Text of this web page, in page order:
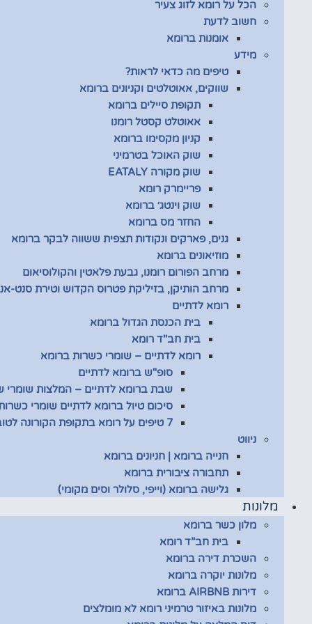
הכל על רומא לזוג צעיר
חשוב לדעת
אומנות ברומא
מידע
טיפים מה כדאי לראות?
שווקים, אאוטלטים וקניונים ברומא
תקופת סיילים ברומא
אאוטלט קסטל רומנו
קניון מקסימו ברומא
שוק האוכל בטרמיני
שוק מקורה EATALY
פריימרק רומא
שוק וינטג׳ ברומא
החזר מס ברומא
גנים, פארקים ונקודות תצפית ששווה לבקר ברומא
מוזיאונים ברומא
מרחב הפורום רומנו, גבעת פלאטין והקולוסיאום
מרחב הותיקן, בזיליקת פטרוס הקדוש וטירת סנט-
רומא לדתיים
בית הכנסת הגדול ברומא
בית חב"ד רומא
רומא לדתיים – שומרי כשרות ברומא
סופ"ש ברומא לדתיים
שבת ברומא לדתיים – המלצות שומרי
סיכום טיול ברומא לדתיים שומרי
7 טיפים על רומא בתקופת הקורונה לטובת שומרי כשרות
ניווט
חנייה ברומא | חניונים ברומא
תחבורה ציבורית ברומא
גלישה ברומא (וייפי, סלולר וסים מקומי)
מלונות
מלון כשר ברומא
בית חב”ד רומא
השכרת דירה ברומא
מלונות יוקרה ברומא
דירות AIRBNB ברומא
מלונות באיזור טרמיני רומא לא מומלצים